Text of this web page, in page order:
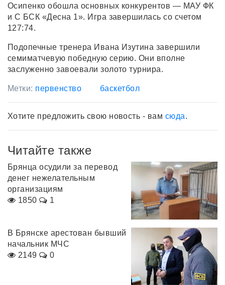
Осипенко обошла основных конкурентов — МАУ ФК
и С БСК «Десна 1». Игра завершилась со счетом
127:74.
Подопечные тренера Ивана Изутина завершили
семиматчевую победную серию. Они вполне
заслуженно завоевали золото турнира.
Метки: первенство баскетбол
Хотите предложить свою новость - вам сюда.
Читайте также
Брянца осудили за перевод
денег нежелательным
организациям
1850
1
В Брянске арестован бывший
начальник МЧС
2149
0